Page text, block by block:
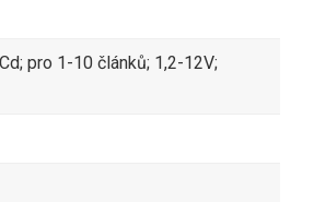
pro 1-10 článků; 1,2-12V;